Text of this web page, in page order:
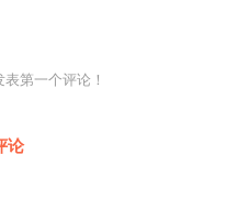
第一个评论！
论